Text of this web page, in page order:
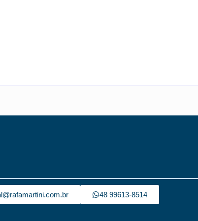
48 99613-8514